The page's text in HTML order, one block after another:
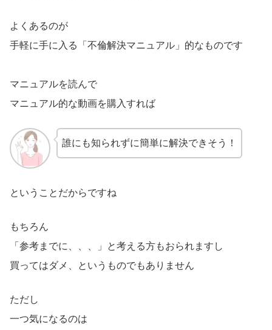
よくあるのが
手軽に手に入る「不倫解決マニュアル」的なものです
マニュアルを読んで
マニュアル的な動画を購入すれば
誰にも知られずに簡単に解決できそう！
ということだからですね
もちろん
「参考までに、、、」と考える方もおられますし
買ってはダメ、というものでもありません
ただし
一つ気になるのは